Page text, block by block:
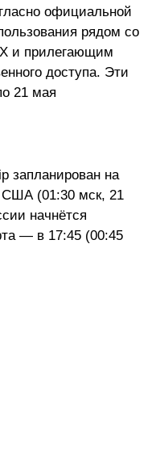
официальной
рядом со
и прилегающим
доступа. Эти
21 мая
запланирован на
США (01:30 мск, 21
начнётся
— в 17:45 (00:45